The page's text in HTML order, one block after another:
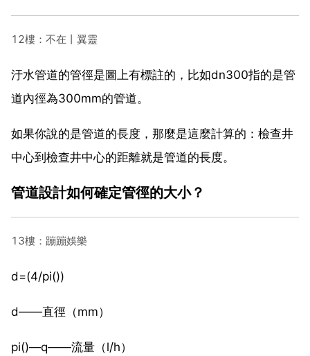
12樓：不在丨翼靈
汙水管道的管徑是圖上有標註的，比如dn300指的是管
道內徑為300mm的管道。
如果你說的是管道的長度，那麼是這麼計算的：檢查井
中心到檢查井中心的距離就是管道的長度。
管道設計如何確定管徑的大小？
13樓：蹦蹦娛樂
d=(4/pi())
d——直徑（mm）
pi()—q——流量（l/h）